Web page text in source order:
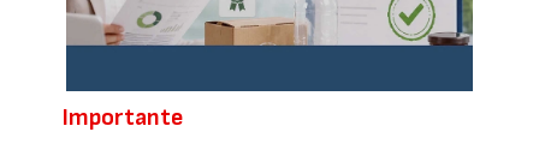
Importante